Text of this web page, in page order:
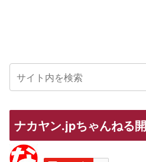
ナカヤン.jpちゃんねる開